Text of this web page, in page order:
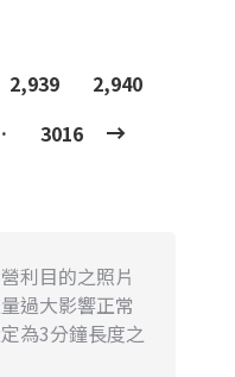
2,939
2,940
3016
利目的之照片
過大影響正常
為3分鐘長度之